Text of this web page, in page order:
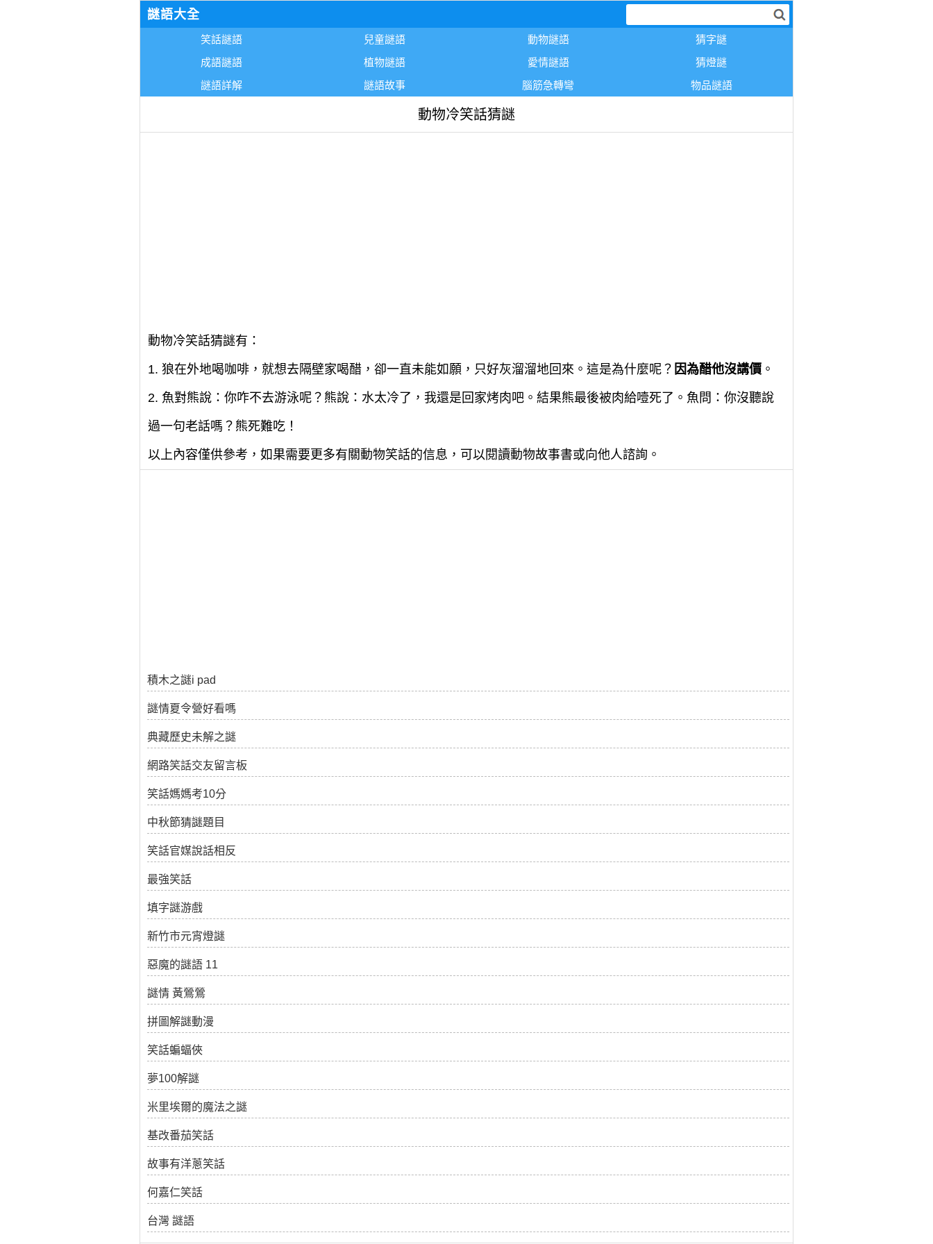
謎語大全
笑話謎語 兒童謎語 動物謎語
猜字謎
成語謎語
植物謎語 愛情謎語
猜燈謎
謎語詳解
謎語故事 腦筋急轉彎 物品謎語
動物冷笑話猜謎
動物冷笑話猜謎有：
1. 狼在外地喝咖啡，就想去隔壁家喝醋，卻一直未能如願，只好灰溜溜地回來。這是為什麼呢？ 因為醋他沒講價。
2. 魚對熊說：你咋不去游泳呢？熊說：水太冷了，我還是回家烤肉吧。結果熊最後被肉給噎死了。魚問：你沒聽說
過一句老話嗎？熊死難吃！
以上內容僅供參考，如果需要更多有關動物笑話的信息，可以閱讀動物故事書或向他人諮詢。
積木之謎i pad
謎情夏令營好看嗎
典藏歷史未解之謎
網路笑話交友留言板
笑話媽媽考10分
中秋節猜謎題目
笑話官媒說話相反
最強笑話
填字謎游戲
新竹市元宵燈謎
惡魔的謎語 11
謎情 黃鶯鶯
拼圖解謎動漫
笑話蝙蝠俠
夢100解謎
米里埃爾的魔法之謎
基改番茄笑話
故事有洋蔥笑話
何嘉仁笑話
台灣 謎語